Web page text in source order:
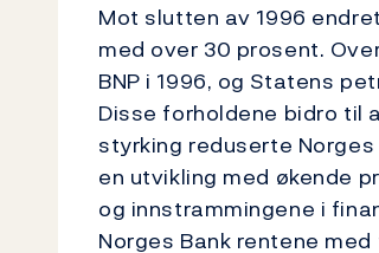
Mot slutten av 1996
med over 30 prosent.
BNP i 1996, og Statens
Disse forholdene bidro til
styrking reduserte
en utvikling med økende
og innstrammingene i
Norges Bank rentene